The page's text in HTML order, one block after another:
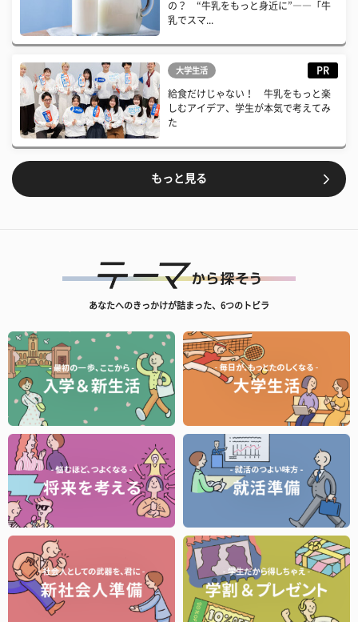
の？ “牛乳をもっと身近に”――「牛
乳でスマ...
大学生活 PR
給食だけじゃない！ 牛乳をもっと楽
しむアイデア、学生が本気で考えてみ
た
もっと見る
あなたへのきっかけが詰まった、6つのトビラ